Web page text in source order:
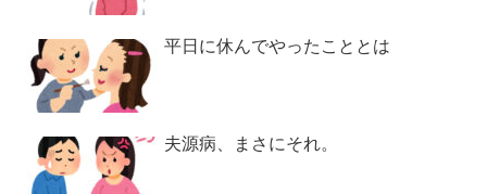
平日に休んでやったこととは
夫源病、まさにそれ。